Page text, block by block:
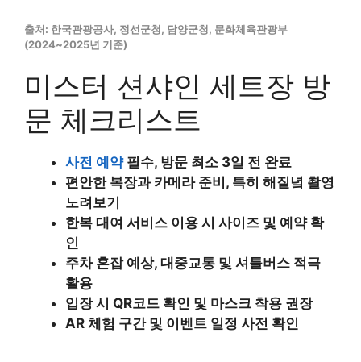
출처: 한국관광공사, 정선군청, 담양군청, 문화체육관광부
(2024~2025년 기준)
미스터 션샤인 세트장 방
문 체크리스트
사전 예약필수, 방문 최소 3일 전 완료
편안한 복장과 카메라 준비 , 특히 해질녘 촬영
노려보기
한복 대여 서비스 이용 시 사이즈 및 예약 확
인
주차 혼잡 예상, 대중교통 및 셔틀버스 적극
활용
입장 시 QR코드 확인 및 마스크 착용 권장
AR 체험 구간 및 이벤트 일정 사전 확인